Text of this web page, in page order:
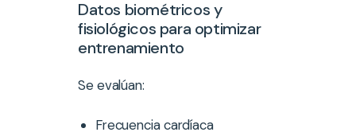
Datos biométricos y
fisiológicos para optimizar
entrenamiento
Se evalúan:
Frecuencia cardíaca